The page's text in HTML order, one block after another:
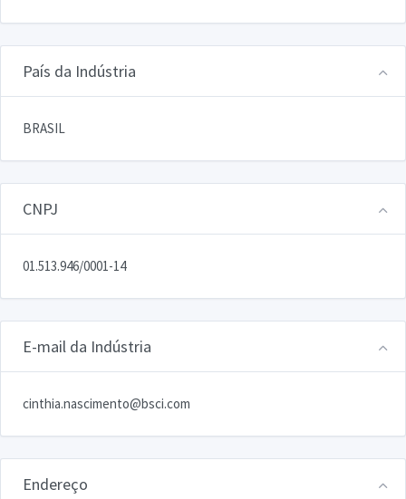
País da Indústria
BRASIL
CNPJ
01.513.946/0001-14
E-mail da Indústria
cinthia.nascimento@bsci.com
Endereço